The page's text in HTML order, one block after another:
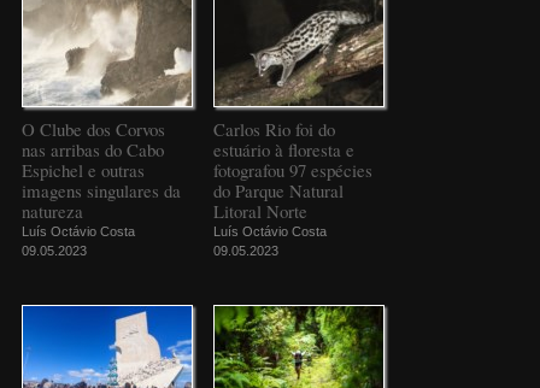
O Clube dos Corvos
nas arribas do Cabo
Espichel e outras
imagens singulares da
natureza
Luís Octávio Costa
09.05.2023
Carlos Rio foi do
estuário à floresta e
fotografou 97 espécies
do Parque Natural
Litoral Norte
Luís Octávio Costa
09.05.2023